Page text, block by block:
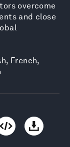
overcome
and close
French,